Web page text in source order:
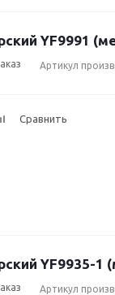
YF9991
Артикул
Сравнить
YF9935-1
Артикул